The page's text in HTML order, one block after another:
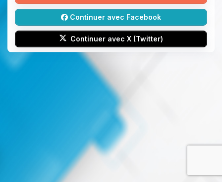
Continuer avec Facebook
Continuer avec X (Twitter)